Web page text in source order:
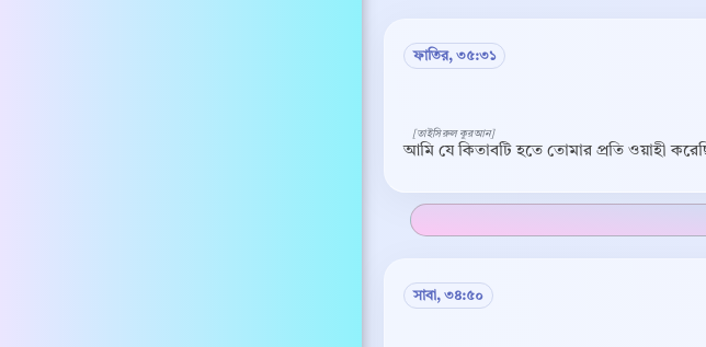
ফাতির, ৩৫:৩১
আমি যে কিতাবটি হতে তোমার প্রতি ওয়াহী
[তাইসিরুল কুরআন]
সাবা, ৩৪:৫০
Copy